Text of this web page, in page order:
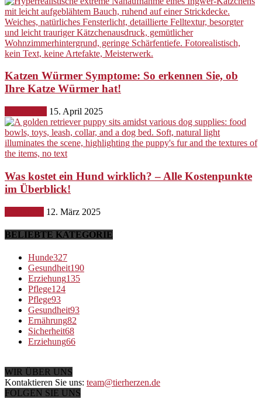
Katzen Würmer Symptome: So erkennen Sie, ob
Ihre Katze Würmer hat!
15. April 2025
Was kostet ein Hund wirklich? – Alle Kostenpunkte
im Überblick!
12. März 2025
BELIEBTE KATEGORIE
Hunde327
Gesundheit190
Erziehung135
Pflege124
Pflege93
Gesundheit93
Ernährung82
Sicherheit68
Erziehung66
WIR ÜBER UNS
Kontaktieren Sie uns: team@tierherzen.de
FOLGEN SIE UNS